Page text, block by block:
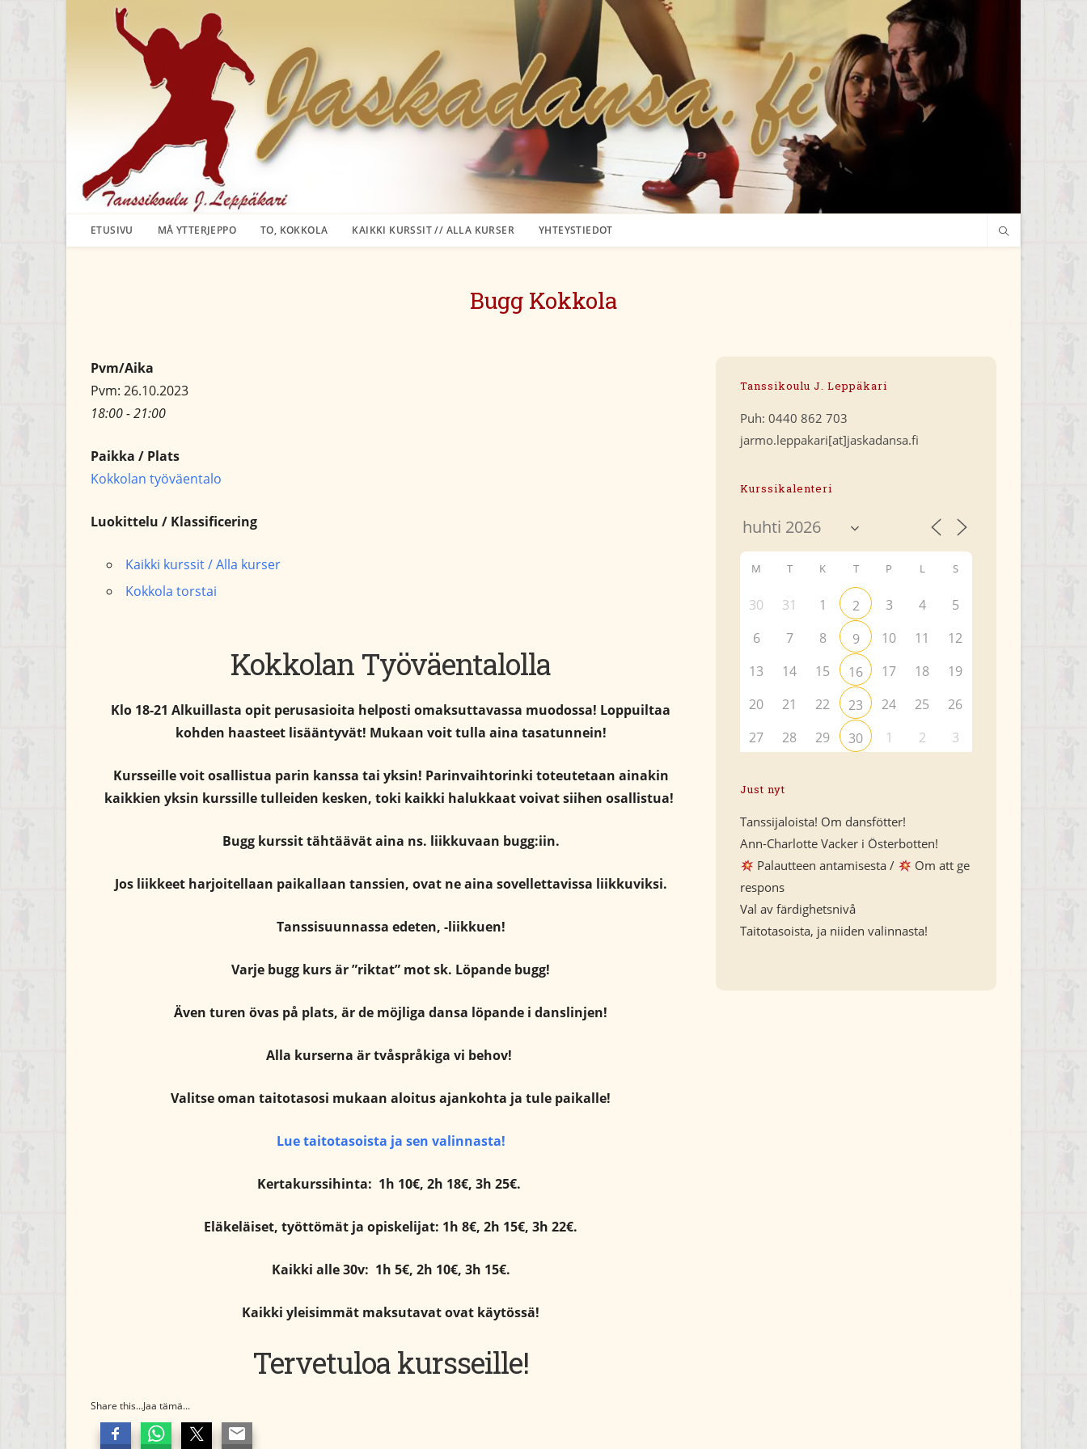
ETUSIVU MÅ YTTERJEPPO TO, KOKKOLA KAIKKI KURSSIT // ALLA KURSER YHTEYSTIEDOT
Bugg Kokkola
Pvm/Aika
Pvm: 26.10.2023
18:00 - 21:00
Paikka / Plats
Kokkolan työväentalo
Luokittelu / Klassificering
Kaikki kurssit / Alla kurser
Kokkola torstai
Kokkolan Työväentalolla
Klo 18-21 Alkuillasta opit perusasioita helposti omaksuttavassa muodossa! Loppuiltaa
kohden haasteet lisääntyvät! Mukaan voit tulla aina tasatunnein!
Kursseille voit osallistua parin kanssa tai yksin! Parinvaihtorinki toteutetaan ainakin
kaikkien yksin kurssille tulleiden kesken, toki kaikki halukkaat voivat siihen osallistua!
Bugg kurssit tähtäävät aina ns. liikkuvaan bugg:iin.
Jos liikkeet harjoitellaan paikallaan tanssien, ovat ne aina sovellettavissa liikkuviksi.
Tanssisuunnassa edeten, -liikkuen!
Varje bugg kurs är ”riktat” mot sk. Löpande bugg!
Även turen övas på plats, är de möjliga dansa löpande i danslinjen!
Alla kurserna är tvåspråkiga vi behov!
Valitse oman taitotasosi mukaan aloitus ajankohta ja tule paikalle!
Lue taitotasoista ja sen valinnasta!
Kertakurssihinta: 1h 10€, 2h 18€, 3h 25€.
Eläkeläiset, työttömät ja opiskelijat: 1h 8€, 2h 15€, 3h 22€.
Kaikki alle 30v: 1h 5€, 2h 10€, 3h 15€.
Kaikki yleisimmät maksutavat ovat käytössä!
Tervetuloa kursseille!
Share this...Jaa tämä...
Tanssikoulu J. Leppäkari
Puh: 0440 862 703
jarmo.leppakari[at]jaskadansa.fi
Kurssikalenteri
M T K T P L S
30 31 1 2 3 4
5
6
7 8 9 10 11
12
13
14 15 16 17 18
19
20
21 22 23 24 25
26
27
28 29 30 1 2 3
Just nyt
Tanssijaloista! Om dansfötter!
Ann-Charlotte Vacker i Österbotten!
Palautteen antamisesta /
Om att ge
respons
Val av färdighetsnivå
Taitotasoista, ja niiden valinnasta!